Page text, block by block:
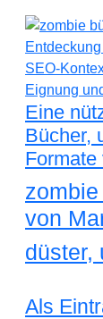
Eine
Bücher,
von
düster,
Als